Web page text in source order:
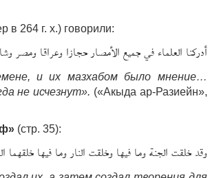
в 264 г. х.) говорили:
أدركنا العلماء في جميع الأمصار حجازا وعراقا ومصر
и их мазхабом было мнение…
не исчезнут». («Акыда ар-Разиейн»,
(стр. 35):
وقد خلقت الجنة وما فيها وخلقت النار وما فيها خلقهما